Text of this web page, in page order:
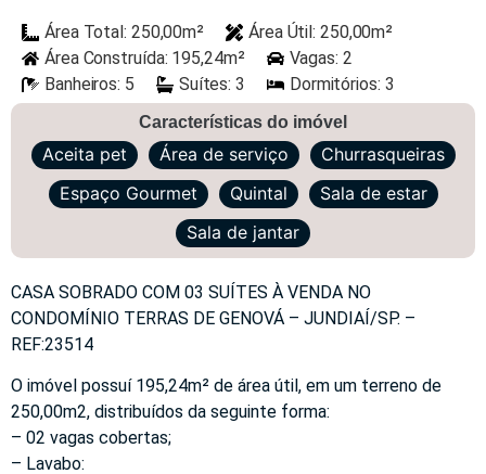
Área Total: 250,00m²
Área Útil: 250,00m²
Área Construída: 195,24m²
Vagas: 2
Banheiros: 5
Suítes: 3 Dormitórios: 3
Características do imóvel
Aceita pet Área de serviço
Churrasqueiras
Espaço Gourmet
Quintal
Sala de estar
Sala de jantar
CASA SOBRADO COM 03 SUÍTES À VENDA NO
CONDOMÍNIO TERRAS DE GENOVÁ – JUNDIAÍ/SP. –
REF:23514
O imóvel possuí 195,24m² de área útil, em um terreno de
250,00m2, distribuídos da seguinte forma:
– 02 vagas cobertas;
– Lavabo: